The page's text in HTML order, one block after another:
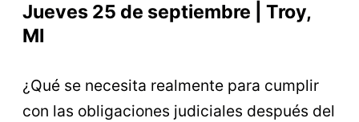
Jueves 25 de septiembre | Troy,
MI
¿Qué se necesita realmente para cumplir
con las obligaciones judiciales después del